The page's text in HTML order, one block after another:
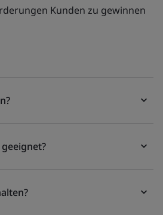
Kunden zu gewinnen